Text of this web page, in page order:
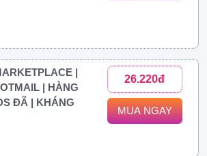
|
| HÀNG
ĐÃ | KHÁNG
26.220đ
MUA NGAY